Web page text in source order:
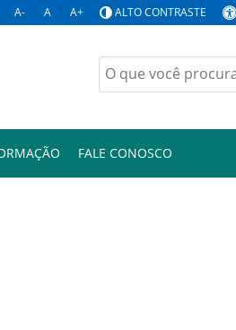
A- A A+ ALTO CONTRASTE
Buscar
por:
FALE CONOSCO